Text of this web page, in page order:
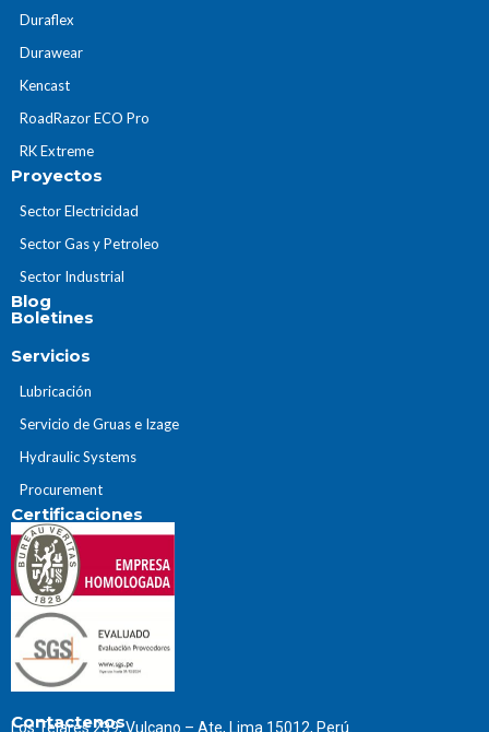
Duraflex
Durawear
Kencast
RoadRazor ECO Pro
RK Extreme
Proyectos
Sector Electricidad
Sector Gas y Petroleo
Sector Industrial
Blog
Boletines
Servicios
Lubricación
Servicio de Gruas e Izage
Hydraulic Systems
Procurement
Certificaciones
Contactenos
Los Telares 239, Vulcano – Ate, Lima 15012, Perú.